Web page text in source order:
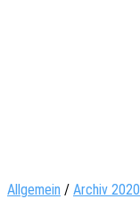
Allgemein / Archiv 2020